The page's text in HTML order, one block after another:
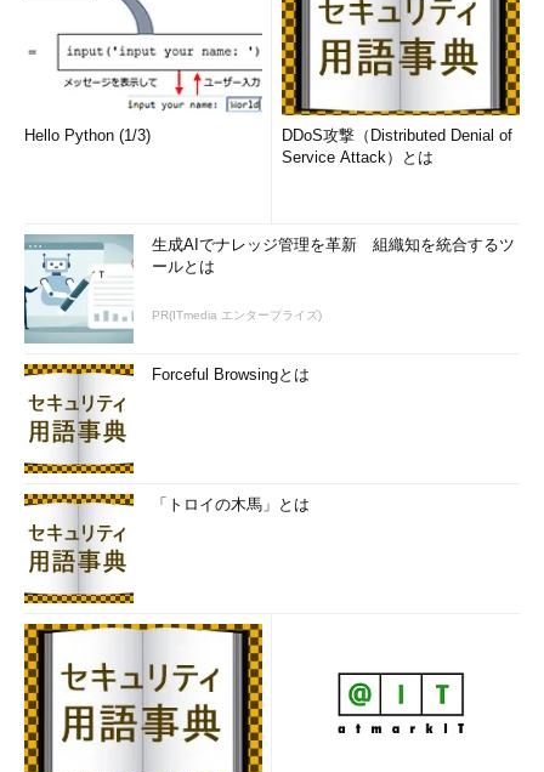
Windows 7のDirectX診断ツールの画面
Windows 7で標準のDirectX 11がインストールさ
れていることが分かる。
（1）ここを見ると、DirectXのバージョンが分
Windows XP SP2以降、OSのバージョンに対して、ほぼ
DirectXのバージョンが決まっていたため、DirectX診断ツールで
調べる必要はなかった。しかしWindows 7のリリースとともに、
Windows Vistaにも対応したDirectX 11がリリースされるなど、
DirectXのバージョンを気にする必要が生じてきた。アプリケー
ションを起動し、DirectXに関する何らかのエラーが発生した
ら、DirectX診断ツールを起動し、バージョンを確認するととも
に、警告が表示されていないかを確認するとよいだろう。
■この記事と関連性の高い別の記事
手持ちのソフトウェアがWindows 2000／Windows XP互
換かどうかを確認する方法
Hello Python (1/3)
DDoS攻撃（Distributed Denial of
Service Attack）とは
生成AIでナレッジ管理を革新 組織知を統合するツ
ールとは
PR(ITmedia エンタープライズ)
Forceful Browsingとは
「トロイの木馬」とは